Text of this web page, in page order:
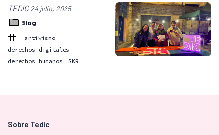
TEDIC24 julio, 2025
Blog
artivismo
derechos digitales
derechos humanos
SKR
Sobre Tedic